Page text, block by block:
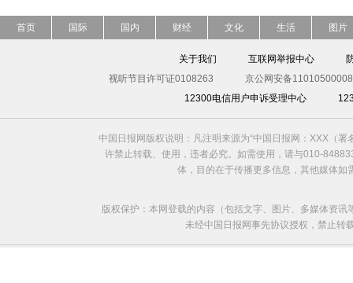
首页 国际 国内 财经 文化 生活 图片
关于我们 互联网举报中心
视听节目许可证0108263
京公网安备
12300电信用户申诉受理中心
中国日报网版权说明：凡注明来源为“中国日报网：XXX（
许禁止转载、使用，违者必究。如需使用，请与010-
体，目的在于传播更多信息，其他媒体
版权保护：本网登载的内容（包括文字、图片、多媒体资
未经中国日报网事先协议授权，禁止转